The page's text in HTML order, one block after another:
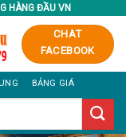
HÀNG ĐẦU VN
CHAT
FACEBOOK
BẢNG GIÁ